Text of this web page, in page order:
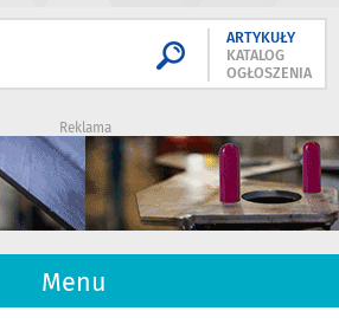
ARTYKUŁY
KATALOG
OGŁOSZENIA
Reklama
Menu